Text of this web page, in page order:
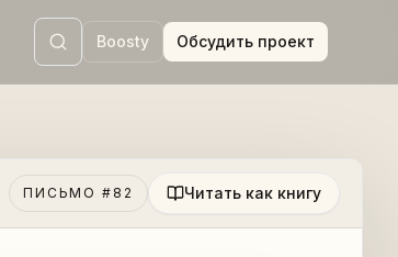
Boosty Обсудить проект
ПИСЬМО #82 Читать как книгу